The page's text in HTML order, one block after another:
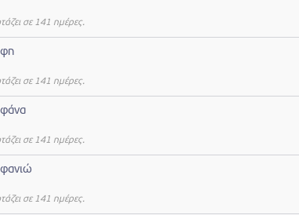
σε 141 ημέρες.
σε 141 ημέρες.
σε 141 ημέρες.
σε 141 ημέρες.